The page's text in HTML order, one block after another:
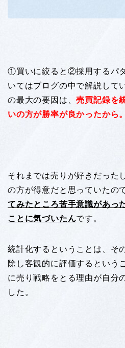
①買いに絞ると②採用するパ
いてはブログの中で解説して
の最大の要因は、売買記録を
いの方が勝率が良かったから。
それまでは売りが好きだった
の方が得意だと思っていたの
てみたところ苦手意識があっ
ことに気づいたんです。
統計化するということは、そ
除し客観的に評価するという
に売り戦略をとる理由が自分
した。